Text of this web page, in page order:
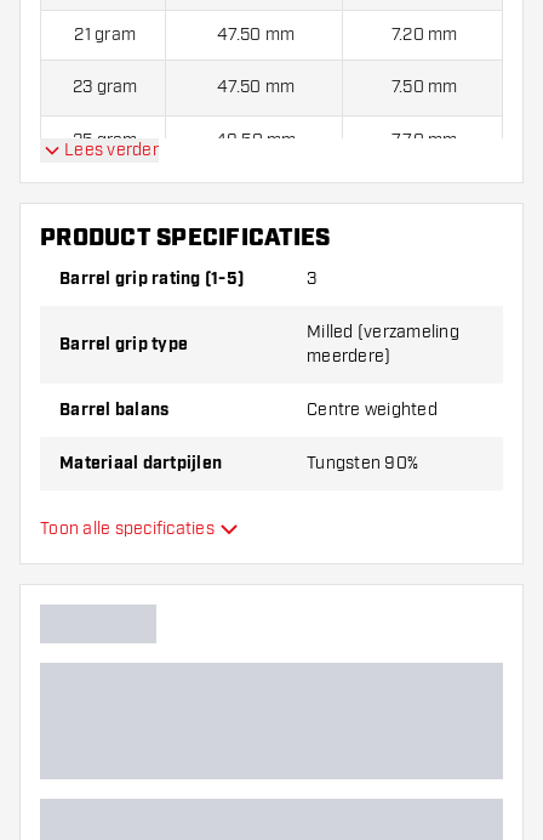
21 gram 47.50 mm 7.20 mm
23 gram 47.50 mm 7.50 mm
25 gram 49.50 mm 7.70 mm
Lees verder
PRODUCT SPECIFICATIES
Barrel grip rating (1-5) 3
Barrel grip type
Milled (verzameling
meerdere)
Barrel balans Centre weighted
Materiaal dartpijlen Tungsten 90%
Barrel neus grip
Dart speler
Barrel vorm
Toon alle specificaties